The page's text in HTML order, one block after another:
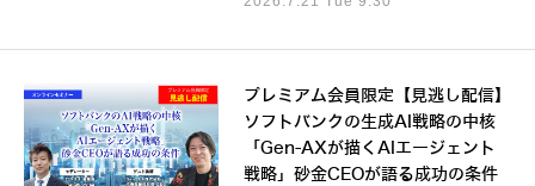
プレミアム会員限定【見逃し配信】
ソフトバンクの生成AI戦略の中核
「Gen-AXが描くAIエージェント
戦略」砂金CEOが語る成功の条件